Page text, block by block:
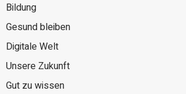
Bildung
Gesund bleiben
Digitale Welt
Unsere Zukunft
Gut zu wissen